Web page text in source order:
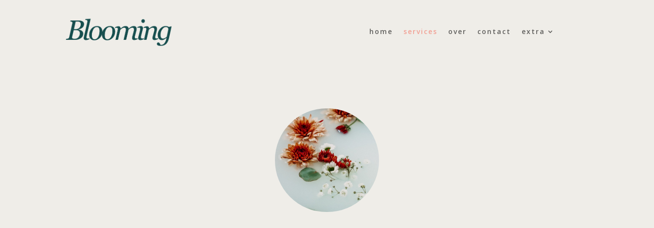
home services over contact extra